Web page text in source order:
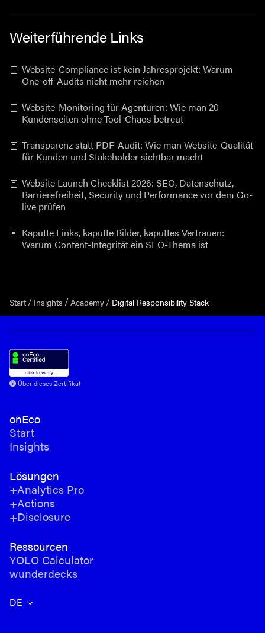
Weiterführende Links
Website-Compliance ist kein Jahresprojekt: Warum
One-off-Audits nicht mehr reichen
Website-Monitoring für Agenturen: Wie man 20
Kundenseiten ohne Tool-Chaos betreut
Transparenz statt PDF-Audit: Wie man Website-Qualität
für Kunden und Stakeholder sichtbar macht
Website Launch Checklist 2026: SEO, Datenschutz,
Barrierefreiheit, Security und Performance vor dem Go-
live prüfen
Kaputte Links, kaputte Bilder, kaputtes Vertrauen:
Warum Content-Integrität ein SEO-Thema ist
Start Insights Academy Digital Responsibility Stack
Über dieses Zertifikat
onEco
Start
Insights
Lösungen
+Analytics Pro
+Actions
+Disclosure
Ressourcen
YOLO Calculator
wunderdecks
DE